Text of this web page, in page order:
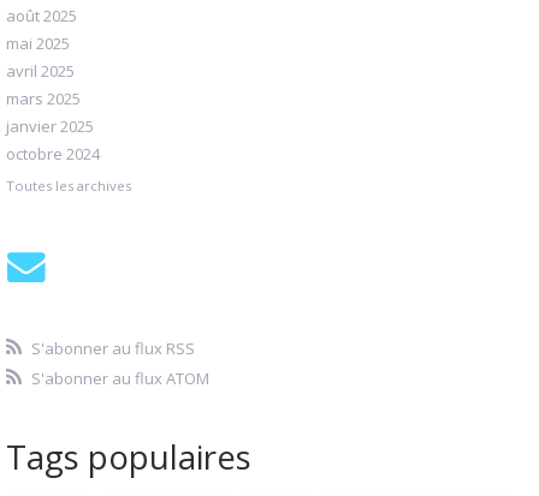
août 2025
mai 2025
avril 2025
mars 2025
janvier 2025
octobre 2024
Toutes les archives
S'abonner au flux RSS
S'abonner au flux ATOM
Tags populaires